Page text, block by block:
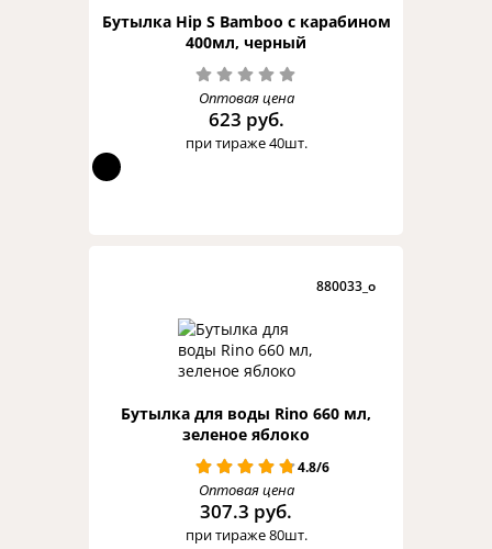
Бутылка Hip S Bamboo с карабином
400мл, черный
Оптовая цена
623 руб.
при тираже 40шт.
880033_o
Бутылка для воды Rino 660 мл,
зеленое яблоко
4.8/6
Оптовая цена
307.3 руб.
при тираже 80шт.